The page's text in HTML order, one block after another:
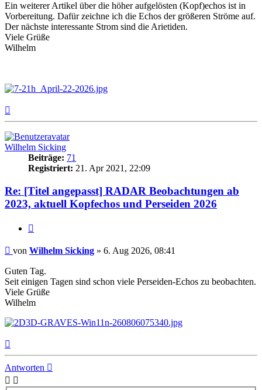
Ein weiterer Artikel über die höher aufgelösten (Kopf)echos ist in
Vorbereitung. Dafür zeichne ich die Echos der größeren Ströme auf.
Der nächste interessante Strom sind die Arietiden.
Viele Grüße
Wilhelm
oben
Wilhelm Sicking
Beiträge: 71
Registriert: 21. Apr 2021, 22:09
Re: [Titel angepasst] RADAR Beobachtungen ab
2023, aktuell Kopfechos und Perseiden 2026
Beitrag
von Wilhelm Sicking » 6. Aug 2026, 08:41
Guten Tag.
Seit einigen Tagen sind schon viele Perseiden-Echos zu beobachten.
Viele Grüße
Wilhelm
Antworten